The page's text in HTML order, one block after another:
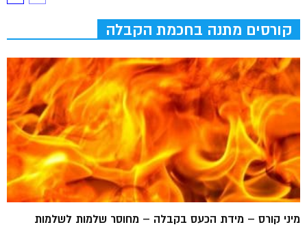
קורסים מתנה בחכמת הקבלה
מיני קורס – מידת הכעס בקבלה – מחוסר שלמות לשלמות